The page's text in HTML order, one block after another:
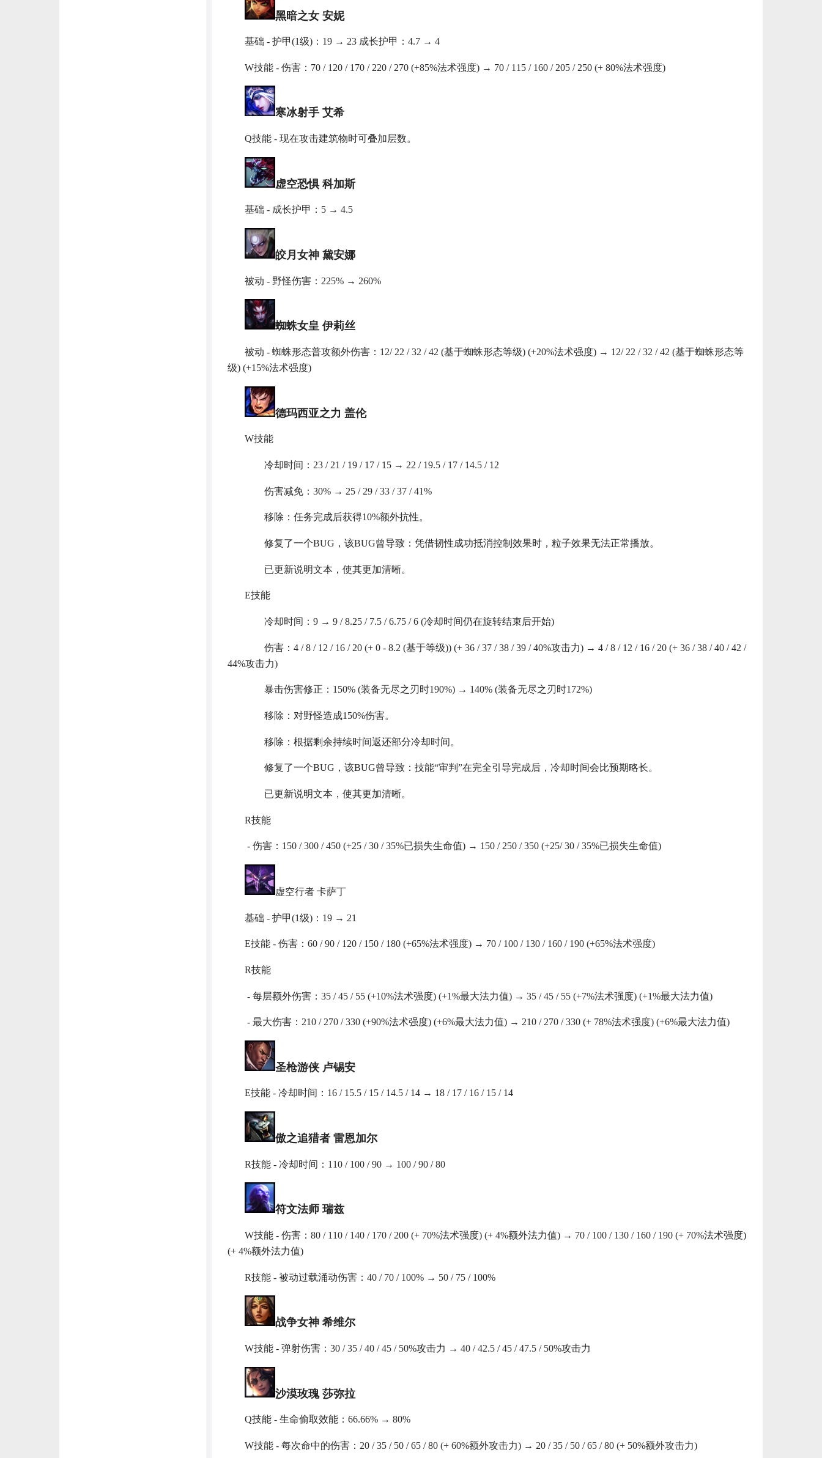
黑暗之女 安妮
基础 - 护甲(1级)：19 → 23 成长护甲：4.7 → 4
W技能 - 伤害：70 / 120 / 170 / 220 / 270 (+85%法术强度) → 70 / 115 / 160 / 205 / 250 (+ 80%法术强度)
寒冰射手 艾希
Q技能 - 现在攻击建筑物时可叠加层数。
虚空恐惧 科加斯
基础 - 成长护甲：5 → 4.5
皎月女神 黛安娜
被动 - 野怪伤害：225% → 260%
蜘蛛女皇 伊莉丝
被动 - 蜘蛛形态普攻额外伤害：12/ 22 / 32 / 42 (基于蜘蛛形态等级) (+20%法术强度) → 12/ 22 / 32 / 42 (基于蜘蛛形态等
级) (+15%法术强度)
德玛西亚之力 盖伦
W技能
冷却时间：23 / 21 / 19 / 17 / 15 → 22 / 19.5 / 17 / 14.5 / 12
伤害减免：30% → 25 / 29 / 33 / 37 / 41%
移除：任务完成后获得10%额外抗性。
修复了一个BUG，该BUG曾导致：凭借韧性成功抵消控制效果时，粒子效果无法正常播放。
已更新说明文本，使其更加清晰。
E技能
冷却时间：9 → 9 / 8.25 / 7.5 / 6.75 / 6 (冷却时间仍在旋转结束后开始)
伤害：4 / 8 / 12 / 16 / 20 (+ 0 - 8.2 (基于等级)) (+ 36 / 37 / 38 / 39 / 40%攻击力) → 4 / 8 / 12 / 16 / 20 (+ 36 / 38 / 40 / 42 /
44%攻击力)
暴击伤害修正：150% (装备无尽之刃时190%) → 140% (装备无尽之刃时172%)
移除：对野怪造成150%伤害。
移除：根据剩余持续时间返还部分冷却时间。
修复了一个BUG，该BUG曾导致：技能“审判”在完全引导完成后，冷却时间会比预期略长。
已更新说明文本，使其更加清晰。
R技能
- 伤害：150 / 300 / 450 (+25 / 30 / 35%已损失生命值) → 150 / 250 / 350 (+25/ 30 / 35%已损失生命值)
虚空行者 卡萨丁
基础 - 护甲(1级)：19 → 21
E技能 - 伤害：60 / 90 / 120 / 150 / 180 (+65%法术强度) → 70 / 100 / 130 / 160 / 190 (+65%法术强度)
R技能
- 每层额外伤害：35 / 45 / 55 (+10%法术强度) (+1%最大法力值) → 35 / 45 / 55 (+7%法术强度) (+1%最大法力值)
- 最大伤害：210 / 270 / 330 (+90%法术强度) (+6%最大法力值) → 210 / 270 / 330 (+ 78%法术强度) (+6%最大法力值)
圣枪游侠 卢锡安
E技能 - 冷却时间：16 / 15.5 / 15 / 14.5 / 14 → 18 / 17 / 16 / 15 / 14
傲之追猎者 雷恩加尔
R技能 - 冷却时间：110 / 100 / 90 → 100 / 90 / 80
符文法师 瑞兹
W技能 - 伤害：80 / 110 / 140 / 170 / 200 (+ 70%法术强度) (+ 4%额外法力值) → 70 / 100 / 130 / 160 / 190 (+ 70%法术强度)
(+ 4%额外法力值)
R技能 - 被动过载涌动伤害：40 / 70 / 100% → 50 / 75 / 100%
战争女神 希维尔
W技能 - 弹射伤害：30 / 35 / 40 / 45 / 50%攻击力 → 40 / 42.5 / 45 / 47.5 / 50%攻击力
沙漠玫瑰 莎弥拉
Q技能 - 生命偷取效能：66.66% → 80%
W技能 - 每次命中的伤害：20 / 35 / 50 / 65 / 80 (+ 60%额外攻击力) → 20 / 35 / 50 / 65 / 80 (+ 50%额外攻击力)